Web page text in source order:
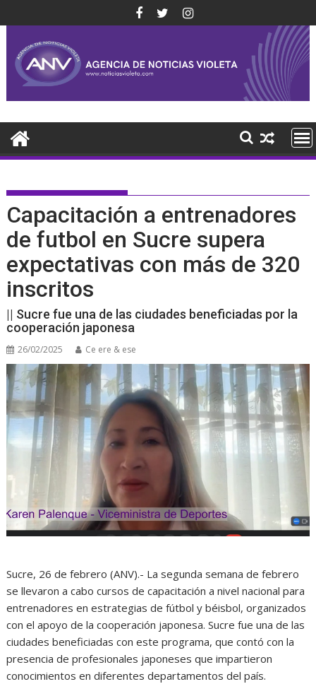
al
contenido
Capacitación a entrenadores
de futbol en Sucre supera
expectativas con más de 320
inscritos
|| Sucre fue una de las ciudades beneficiadas por la
cooperación japonesa
26/02/2025 Ce ere & ese
Sucre, 26 de febrero (ANV).- La segunda semana de febrero
se llevaron a cabo cursos de capacitación a nivel nacional para
entrenadores en estrategias de fútbol y béisbol, organizados
con el apoyo de la cooperación japonesa. Sucre fue una de las
ciudades beneficiadas con este programa, que contó con la
presencia de profesionales japoneses que impartieron
conocimientos en diferentes departamentos del país.